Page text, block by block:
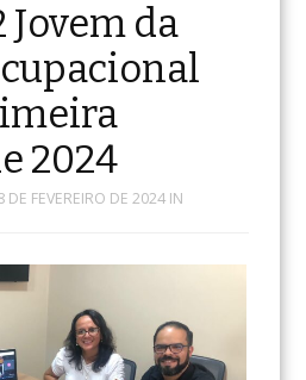
da
2024
DE FEVEREIRO DE 2024IN